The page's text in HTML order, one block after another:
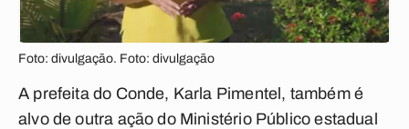
Foto: divulgação. Foto: divulgação
A prefeita do Conde, Karla Pimentel, também é
alvo de outra ação do Ministério Público estadual